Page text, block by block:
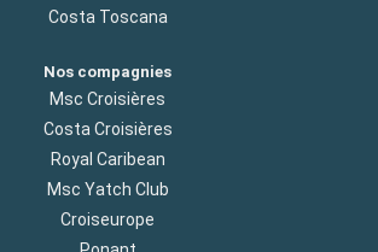
Costa Toscana
Nos compagnies
Msc Croisières
Costa Croisières
Royal Caribean
Msc Yatch Club
Croiseurope